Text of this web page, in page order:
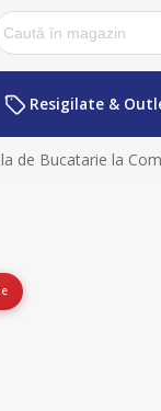
Resigilate &
de Bucatarie la